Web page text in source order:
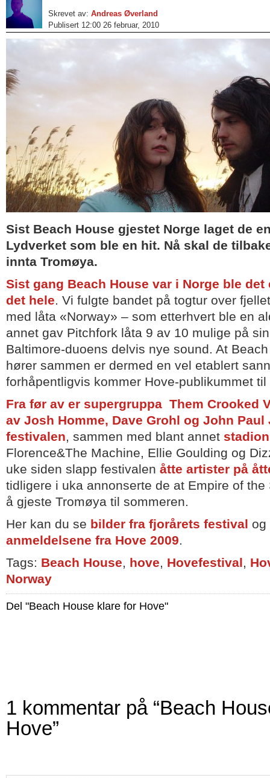
Skrevet av: Andreas Øverland
Publisert 12:00 26 februar, 2010
Sist Beach House gjestet Norge laget de
Lydverket som ble en hit. Nå skal de
innta Tromøya.
Sist gang Beach House var i Norge ble
det hele. Vi fulgte bandet på togtur over
med låta «Norway» – som etterhvert ble en
annet gav Pitchfork låta 9 av 10 mulige på
Baltimore-duoens delvis nye sound. At
hører sammen er dermed en vel etablert
forhåpentligvis kommer Hove-publikummet til
Fra før av er supergruppa Them Crooked
av Josh Homme, Dave Grohl og John
festivalen, sammen med blant annet
Florence&The Machine, Ellie Goulding og
uke siden slapp festivalen åtte artister på
tidligere i uka annonserte de at Empire of
å gjeste Tromøya til sommeren.
Her kan du se bilder fra fjorårets festival og
anmeldelsene fra Hove 2009.
Tags: Beach House, hove, Hovefestival,
Norway
Del "Beach House klare for Hove"
1 kommentar på “Beach
Hove”